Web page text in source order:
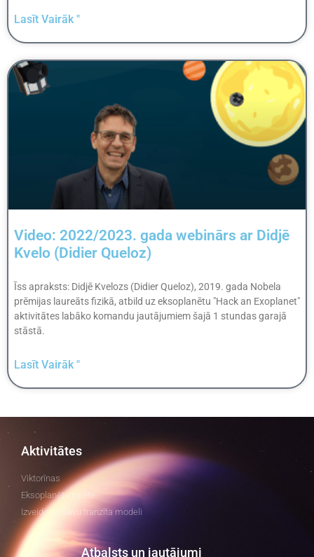
Lasīt Vairāk "
Video: 2022/2023. gada webinārs ar Didjē
Kvelo (Didier Queloz)
Īss apraksts: Didjē Kvelozs (Didier Queloz), 2019. gada Nobela
prēmijas laureāts fizikā, atbild uz eksoplanētu "Hack an Exoplanet"
aktivitātes labāko komandu jautājumiem šajā 1 stundas garajā
stāstā.
Lasīt Vairāk "
Aktivitātes
Viktorīnas
Eksoplanētu izpēte
Izveidojiet savu tranzīta modeli
Atbalsts un jautājumi